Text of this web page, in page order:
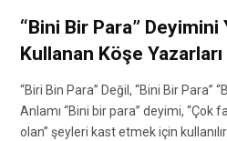
“Bini Bir Para” Deyimini
Kullanan Köşe Yazarları
“Biri Bin Para” Değil, “Bini Bir Para”
Anlamı “Bini bir para” deyimi, “Çok
olan” şeyleri kast etmek için